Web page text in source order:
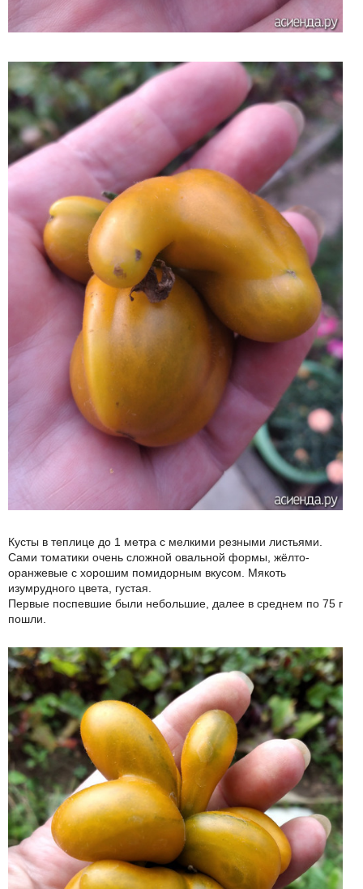
Кусты в теплице до 1 метра с мелкими резными листьями.
Сами томатики очень сложной овальной формы, жёлто-
оранжевые с хорошим помидорным вкусом. Мякоть
изумрудного цвета, густая.
Первые поспевшие были небольшие, далее в среднем по 75 г
пошли.